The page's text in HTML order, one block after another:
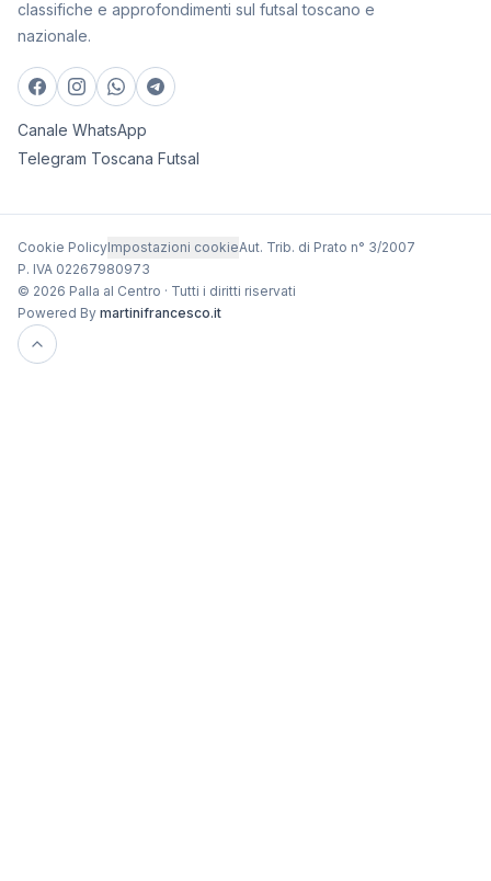
classifiche e approfondimenti sul futsal toscano e
nazionale.
Canale WhatsApp
Telegram Toscana Futsal
Cookie PolicyImpostazioni cookieAut. Trib. di Prato n° 3/2007
P. IVA 02267980973
© 2026 Palla al Centro · Tutti i diritti riservati
Powered By martinifrancesco.it